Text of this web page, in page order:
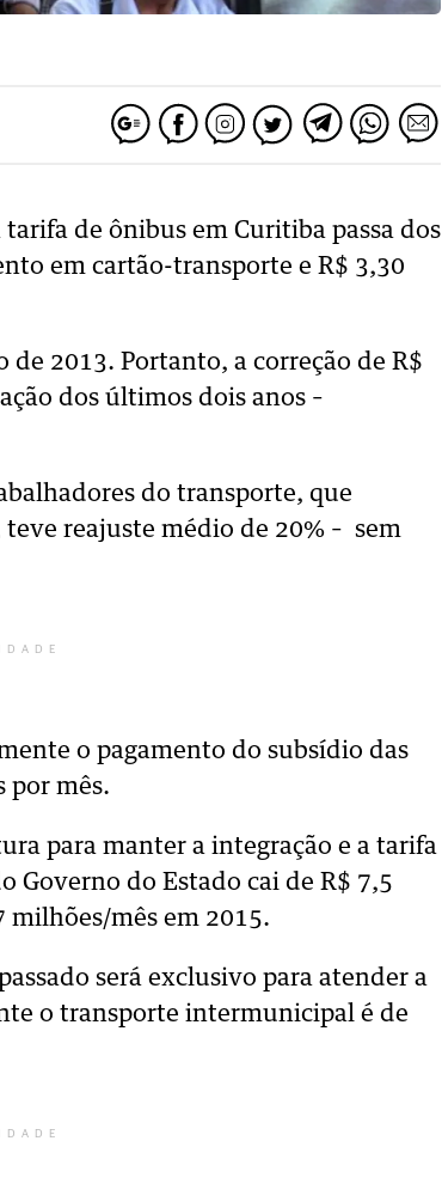
de ônibus em Curitiba passa dos
em cartão-transporte e R$ 3,30
2013. Portanto, a correção de R$
dos últimos dois anos –
do transporte, que
reajuste médio de 20% – sem
o pagamento do subsídio das
por mês.
para manter a integração e a tarifa
Governo do Estado cai de R$ 7,5
milhões/mês em 2015.
será exclusivo para atender a
o transporte intermunicipal é de